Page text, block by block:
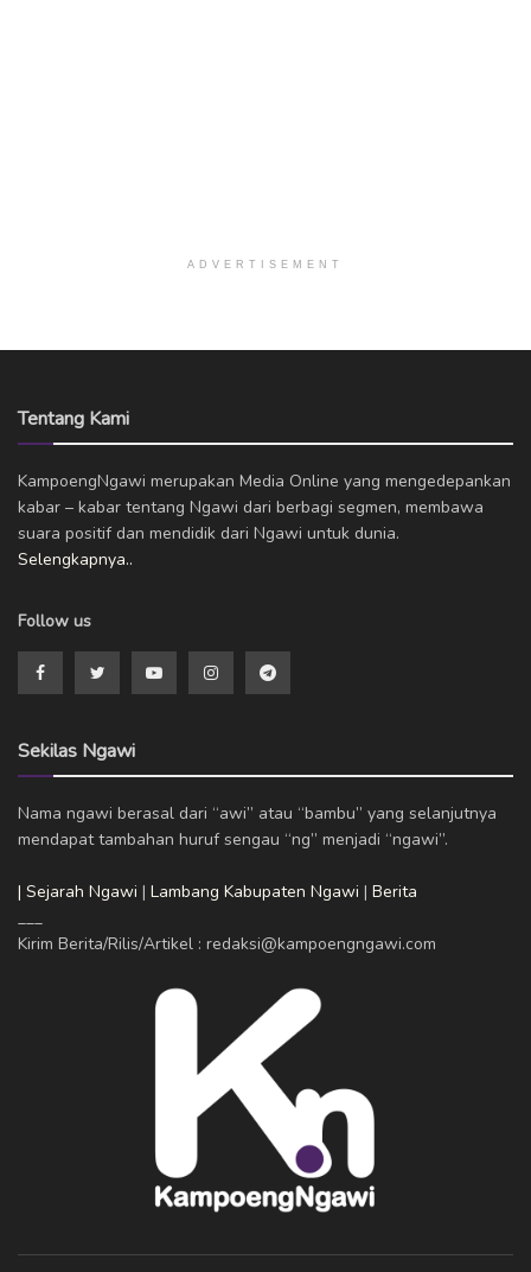
ADVERTISEMENT
Tentang Kami
KampoengNgawi merupakan Media Online yang mengedepankan
kabar – kabar tentang Ngawi dari berbagi segmen, membawa
suara positif dan mendidik dari Ngawi untuk dunia.
Selengkapnya..
Follow us
Sekilas Ngawi
Nama ngawi berasal dari “awi” atau “bambu” yang selanjutnya
mendapat tambahan huruf sengau “ng” menjadi “ngawi”.
| Sejarah Ngawi | Lambang Kabupaten Ngawi | Berita
Kirim Berita/Rilis/Artikel : redaksi@kampoengngawi.com